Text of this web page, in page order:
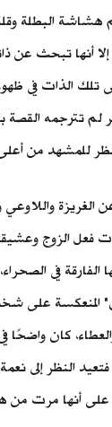
هشاشة البطلة
أنها تبحث عن
تلك الذات في
لم تترجمه القصة
للمشهد من
الغريزة
فعل الزوج
الفارقة في
المنعكسة على
كان واضحًا
النظر إلى
على أنها مرت من